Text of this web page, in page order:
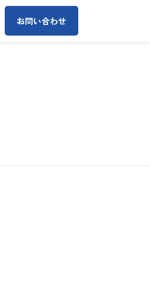
お問い合わせ